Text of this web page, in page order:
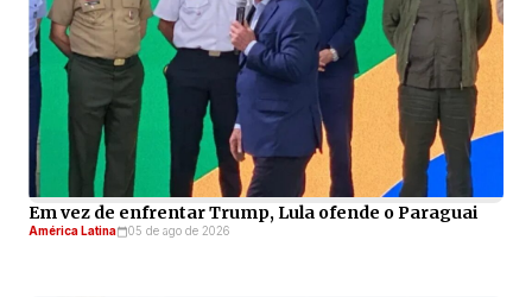
Em vez de enfrentar Trump, Lula ofende o Paraguai
América Latina 05 de ago de 2026